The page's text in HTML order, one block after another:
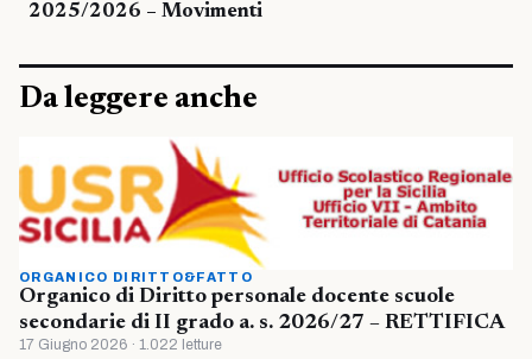
2025/2026 – Movimenti
Da leggere anche
ORGANICO DIRITTO&FATTO
Organico di Diritto personale docente scuole
secondarie di II grado a. s. 2026/27 – RETTIFICA
17 Giugno 2026 · 1.022 letture